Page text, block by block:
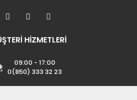
HİZMETLERİ
09:00 - 17:00
0(850) 333 32 23